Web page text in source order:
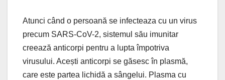
Atunci când o persoană se infecteaza cu un virus
precum SARS-CoV-2, sistemul său imunitar
creează anticorpi pentru a lupta împotriva
virusului. Acești anticorpi se găsesc în plasmă,
care este partea lichidă a sângelui. Plasma cu